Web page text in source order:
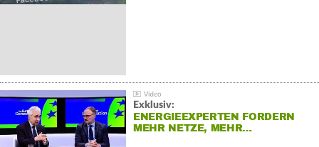
Exklusiv:
ENERGIEEXPERTEN FORDERN
MEHR NETZE, MEHR…